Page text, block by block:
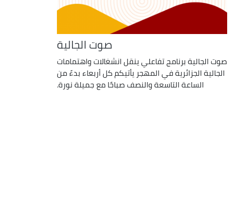
صوت الجالية
صوت الجالية برنامج تفاعلي ينقل انشغالات واهتمامات
الجالية الجزائرية في المهجر يأتيكم كل أربعاء بدءً من
الساعة التاسعة والنصف صباحًا مع جميلة نورة.